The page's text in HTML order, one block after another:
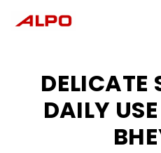
DELICATE
DAILY